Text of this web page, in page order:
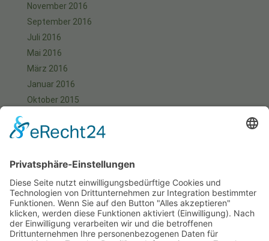
November 2016
September 2016
Juli 2016
Mai 2016
März 2016
Januar 2016
Oktober 2015
August 2015
Juni 2015
Mai 2015
April 2015
März 2015
Januar 2015